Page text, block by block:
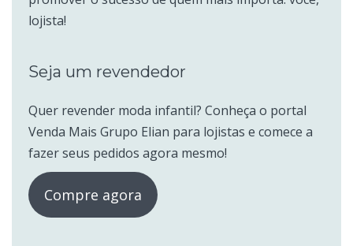
lojista!
Seja um revendedor
Quer revender moda infantil? Conheça o portal
Venda Mais Grupo Elian para lojistas e comece a
fazer seus pedidos agora mesmo!
Compre agora